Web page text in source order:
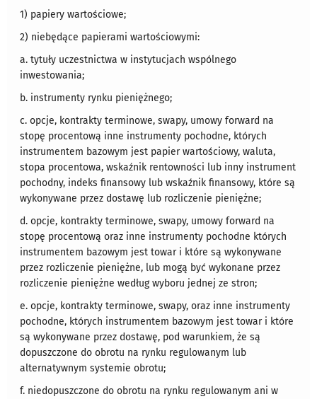
1) papiery wartościowe;
2) niebędące papierami wartościowymi:
a. tytuły uczestnictwa w instytucjach wspólnego
inwestowania;
b. instrumenty rynku pieniężnego;
c. opcje, kontrakty terminowe, swapy, umowy forward na
stopę procentową inne instrumenty pochodne, których
instrumentem bazowym jest papier wartościowy, waluta,
stopa procentowa, wskaźnik rentowności lub inny instrument
pochodny, indeks finansowy lub wskaźnik finansowy, które są
wykonywane przez dostawę lub rozliczenie pieniężne;
d. opcje, kontrakty terminowe, swapy, umowy forward na
stopę procentową oraz inne instrumenty pochodne których
instrumentem bazowym jest towar i które są wykonywane
przez rozliczenie pieniężne, lub mogą być wykonane przez
rozliczenie pieniężne według wyboru jednej ze stron;
e. opcje, kontrakty terminowe, swapy, oraz inne instrumenty
pochodne, których instrumentem bazowym jest towar i które
są wykonywane przez dostawę, pod warunkiem, że są
dopuszczone do obrotu na rynku regulowanym lub
alternatywnym systemie obrotu;
f. niedopuszczone do obrotu na rynku regulowanym ani w